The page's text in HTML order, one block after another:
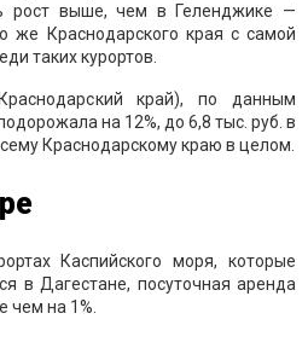
рост выше, чем в Геленджике —
же Краснодарского края с самой
таких курортов.
край), по данным
на 12%, до 6,8 тыс. руб. в
Краснодарскому краю в целом.
Каспийского моря, которые
в Дагестане, посуточная аренда
чем на 1%.